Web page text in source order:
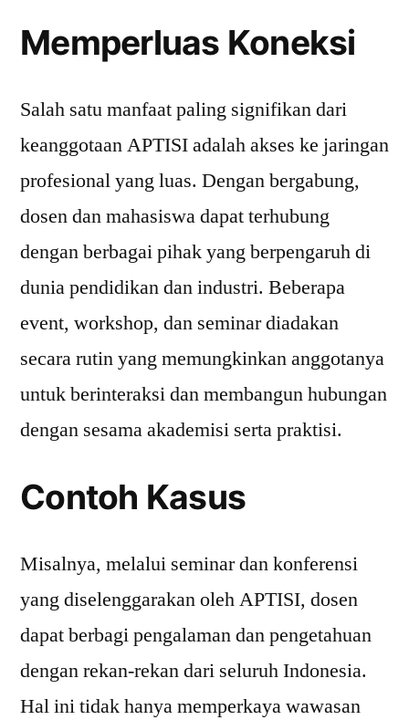
Memperluas Koneksi
Salah satu manfaat paling signifikan dari
keanggotaan APTISI adalah akses ke jaringan
profesional yang luas. Dengan bergabung,
dosen dan mahasiswa dapat terhubung
dengan berbagai pihak yang berpengaruh di
dunia pendidikan dan industri. Beberapa
event, workshop, dan seminar diadakan
secara rutin yang memungkinkan anggotanya
untuk berinteraksi dan membangun hubungan
dengan sesama akademisi serta praktisi.
Contoh Kasus
Misalnya, melalui seminar dan konferensi
yang diselenggarakan oleh APTISI, dosen
dapat berbagi pengalaman dan pengetahuan
dengan rekan-rekan dari seluruh Indonesia.
Hal ini tidak hanya memperkaya wawasan